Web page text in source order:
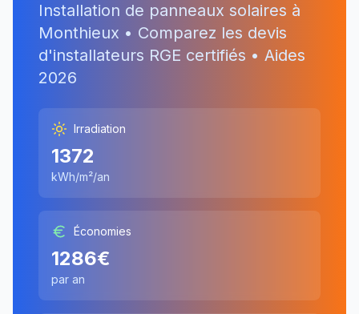
Installation de panneaux solaires à
Monthieux • Comparez les devis
d'installateurs RGE certifiés • Aides
2026
Irradiation
1372
kWh/m²/an
Économies
1286€
par an